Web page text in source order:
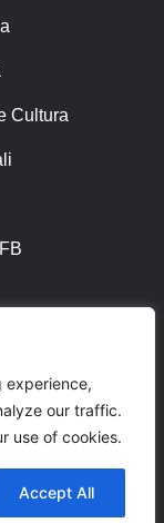
experience,
our traffic.
use of cookies.
Accept All
Cultura